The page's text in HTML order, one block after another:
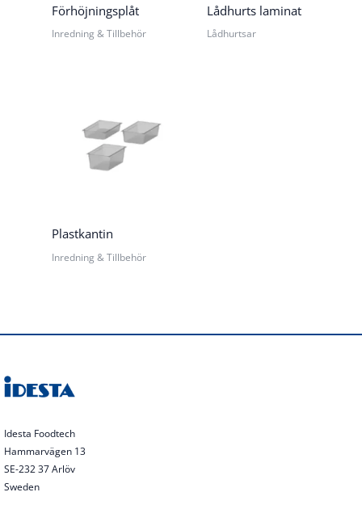
Förhöjningsplåt
Inredning & Tillbehör
Lådhurts laminat
Lådhurtsar
Plastkantin
Inredning & Tillbehör
Idesta Foodtech
Hammarvägen 13
SE-232 37 Arlöv
Sweden